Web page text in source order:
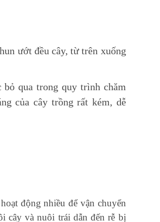
ướt đều cây, từ trên xuống
bỏ qua trong quy trình chăm
của cây trồng rất kém, dễ
động nhiều để vận chuyển
cây và nuôi trái dẫn đến rễ bị